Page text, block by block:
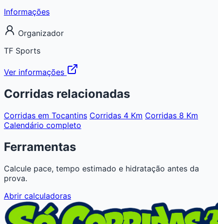
Informações
Organizador
TF Sports
Ver informações
Corridas relacionadas
Corridas em Tocantins Corridas 4 Km Corridas 8 Km
Calendário completo
Ferramentas
Calcule pace, tempo estimado e hidratação antes da
prova.
Abrir calculadoras